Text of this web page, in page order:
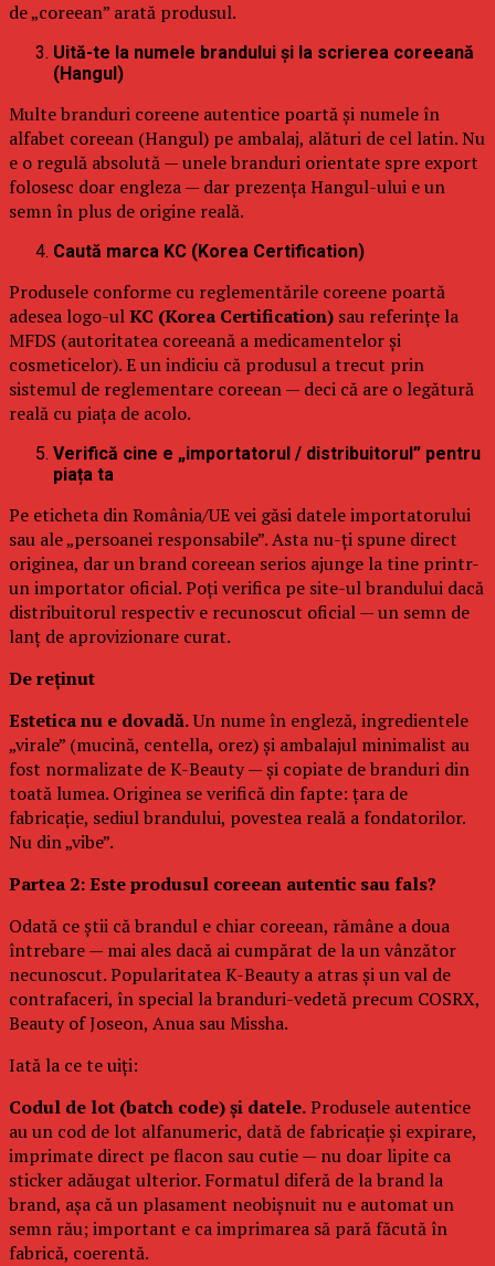
de „coreean” arată produsul.
Uită-te la numele brandului și la scrierea coreeană
(Hangul)
Multe branduri coreene autentice poartă și numele în
alfabet coreean (Hangul) pe ambalaj, alături de cel latin. Nu
e o regulă absolută — unele branduri orientate spre export
folosesc doar engleza — dar prezența Hangul-ului e un
semn în plus de origine reală.
Caută marca KC (Korea Certification)
Produsele conforme cu reglementările coreene poartă
adesea logo-ulKC (Korea Certification) sau referințe la
MFDS (autoritatea coreeană a medicamentelor și
cosmeticelor). E un indiciu că produsul a trecut prin
sistemul de reglementare coreean — deci că are o legătură
reală cu piața de acolo.
Verifică cine e „importatorul / distribuitorul” pentru
piața ta
Pe eticheta din România/UE vei găsi datele importatorului
sau ale „persoanei responsabile”. Asta nu-ți spune direct
originea, dar un brand coreean serios ajunge la tine printr-
un importator oficial. Poți verifica pe site-ul brandului dacă
distribuitorul respectiv e recunoscut oficial — un semn de
lanț de aprovizionare curat.
De reținut
Estetica nu e dovadă.Un nume în engleză, ingredientele
„virale” (mucină, centella, orez) și ambalajul minimalist au
fost normalizate de K-Beauty — și copiate de branduri din
toată lumea. Originea se verifică din fapte: țara de
fabricație, sediul brandului, povestea reală a fondatorilor.
Nu din „vibe”.
Partea 2: Este produsul coreean autentic sau fals?
Odată ce știi că brandul e chiar coreean, rămâne a doua
întrebare — mai ales dacă ai cumpărat de la un vânzător
necunoscut. Popularitatea K-Beauty a atras și un val de
contrafaceri, în special la branduri-vedetă precum COSRX,
Beauty of Joseon, Anua sau Missha.
Iată la ce te uiți:
Codul de lot (batch code) și datele.Produsele autentice
au un cod de lot alfanumeric, dată de fabricație și expirare,
imprimate direct pe flacon sau cutie — nu doar lipite ca
sticker adăugat ulterior. Formatul diferă de la brand la
brand, așa că un plasament neobișnuit nu e automat un
semn rău; important e ca imprimarea să pară făcută în
fabrică, coerentă.